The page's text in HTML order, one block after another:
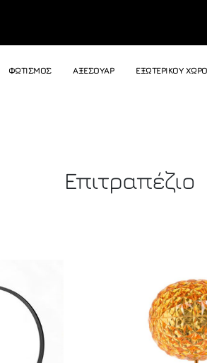
ΦΩΤΙΣΜΟΣ ΑΞΕΣΟΥΑΡ ΕΞΩΤΕΡΙΚΟΥ
Επιτραπέζιο